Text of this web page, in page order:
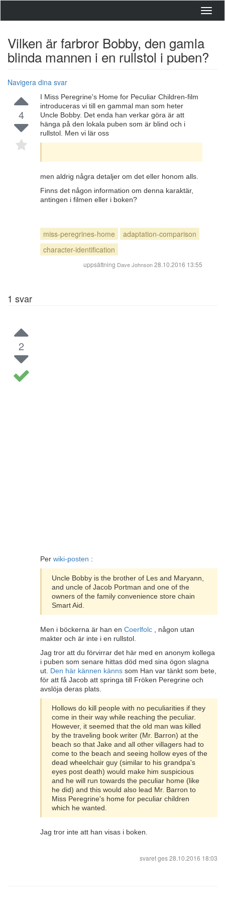
Vilken är farbror Bobby, den gamla
blinda mannen i en rullstol i puben?
Navigera dina svar
4
I Miss Peregrine's Home for Peculiar Children-film
introduceras vi till en gammal man som heter
Uncle Bobby. Det enda han verkar göra är att
hänga på den lokala puben som är blind och i
rullstol. Men vi lär oss
men aldrig några detaljer om det eller honom alls.
Finns det någon information om denna karaktär,
antingen i filmen eller i boken?
miss-peregrines-home
adaptation-comparison
character-identification
uppsättning Dave Johnson28.10.2016 13:55
1 svar
2
Per wiki-posten :
Uncle Bobby is the brother of Les and Maryann,
and uncle of Jacob Portman and one of the
owners of the family convenience store chain
Smart Aid.
Men i böckerna är han en Coerlfolc
, någon utan
makter och är inte i en rullstol.
Jag tror att du förvirrar det här med en anonym kollega
i puben som senare hittas död med sina ögon slagna
ut. Den här kännen känns som Han var tänkt som bete,
för att få Jacob att springa till Fröken Peregrine och
avslöja deras plats.
Hollows do kill people with no peculiarities if they
come in their way while reaching the peculiar.
However, it seemed that the old man was killed
by the traveling book writer (Mr. Barron) at the
beach so that Jake and all other villagers had to
come to the beach and seeing hollow eyes of the
dead wheelchair guy (similar to his grandpa's
eyes post death) would make him suspicious
and he will run towards the peculiar home (like
he did) and this would also lead Mr. Barron to
Miss Peregrine's home for peculiar children
which he wanted.
Jag tror inte att han visas i boken.
svaret ges28.10.2016 18:03